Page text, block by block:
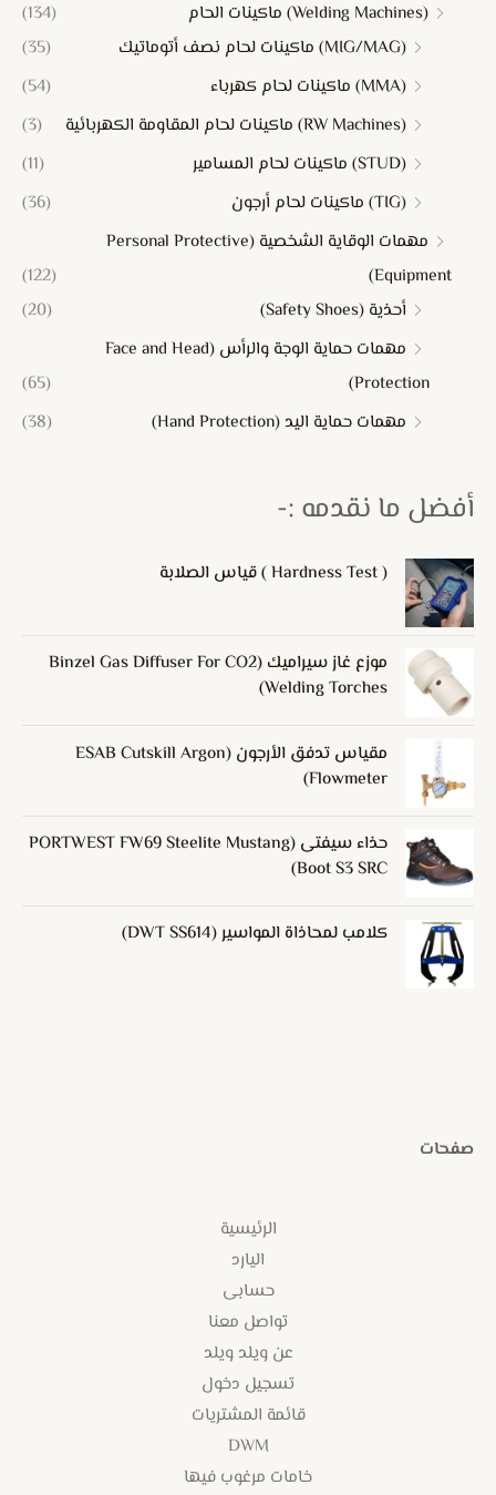
(Welding Machines) ماكينات الحام
(134)
(MIG/MAG) ماكينات لحام نصف أتوماتيك
(35)
(MMA) ماكينات لحام كهرباء
(54)
(RW Machines) ماكينات لحام المقاومة الكهربائية
(3)
(STUD) ماكينات لحام المسامير
(11)
(TIG) ماكينات لحام أرجون
(36)
مهمات الوقاية الشخصية (Personal Protective
Equipment)
(122)
أحذية (Safety Shoes)
(20)
مهمات حماية الوجة والرأس (Face and Head
Protection)
(65)
مهمات حماية اليد (Hand Protection)
(38)
أفضل ما نقدمه :-
( Hardness Test ) قياس الصلابة
موزع غاز سيراميك (Binzel Gas Diffuser For CO2
Welding Torches)
مقياس تدفق الأرجون (ESAB Cutskill Argon
Flowmeter)
حذاء سيفتى (PORTWEST FW69 Steelite Mustang
Boot S3 SRC)
كلامب لمحاذاة المواسير (DWT SS614)
صفحات
الرئيسية
اليارد
حسابى
تواصل معنا
عن ويلد ويلد
تسجيل دخول
قائمة المشتريات
DWM
خامات مرغوب فيها